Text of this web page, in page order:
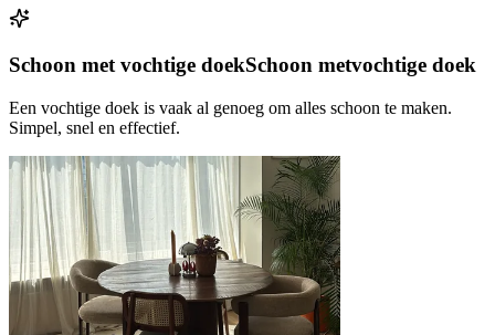
Schoon met vochtige doekSchoon metvochtige doek
Een vochtige doek is vaak al genoeg om alles schoon te maken.
Simpel, snel en effectief.